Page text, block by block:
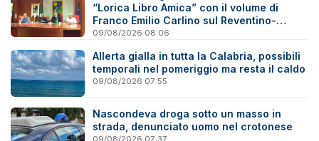
“Lorica Libro Amica” con il volume di
Franco Emilio Carlino sul Reventino-
Savuto
09/08/2026 08:06
Allerta gialla in tutta la Calabria, possibili
temporali nel pomeriggio ma resta il caldo
09/08/2026 07:55
Nascondeva droga sotto un masso in
strada, denunciato uomo nel crotonese
09/08/2026 07:37